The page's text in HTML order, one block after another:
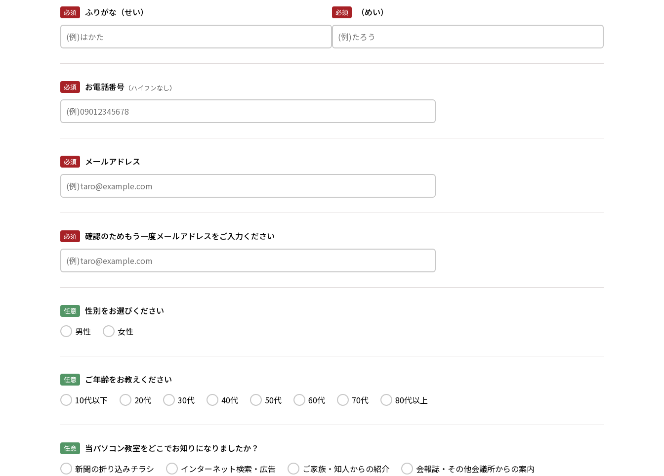
ふりがな（せい）
必須 （めい）
必須
お電話番号
必須 （ハイフンなし）
メールアドレス
必須
確認のためもう一度メールアドレスをご入力ください
必須
任意
性別をお選びください
男性
女性
任意
ご年齢をお教えください
10代以下
20代 30代 40代 50代 60代 70代 80代以上
任意
当パソコン教室をどこでお知りになりましたか？
新聞の折り込みチラシ
インターネット検索・広告 ご家族・知人からの紹介
会報誌・その他会議所からの案内